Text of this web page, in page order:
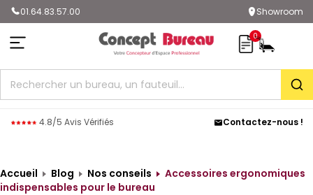
01.64.83.57.00 Showroom
0
4.8/5 Avis Vérifiés Contactez-nous !
Accueil Blog Nos conseils
Accessoires ergonomiques
indispensables pour le bureau